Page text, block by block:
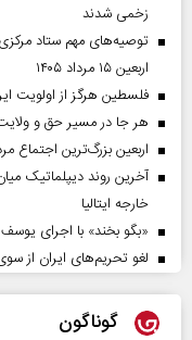
زخمی شدند
توصیه‌های مهم ستاد
اربعین ۱۵ مرداد ۱۴۰۵
فلسطین هرگز از اولویت
هر جا در مسیر حق و
اربعین بزرگ‌ترین اجتماع
آخرین روند دیپلماتیک
خارجه ایتالیا
«بگو بخند» با اجرای
لغو تحریم‌های ایران از
گوناگون